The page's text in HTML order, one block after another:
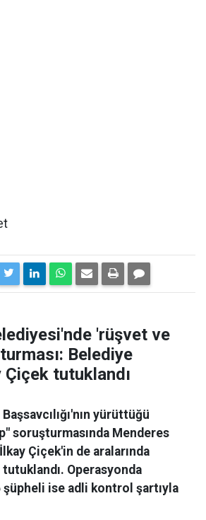
'rüşvet ve
Belediye
Çiçek tutuklandı
yürüttüğü
soruşturmasında Menderes
Çiçek'in de aralarında
Operasyonda
şüpheli ise adli kontrol şartıyla